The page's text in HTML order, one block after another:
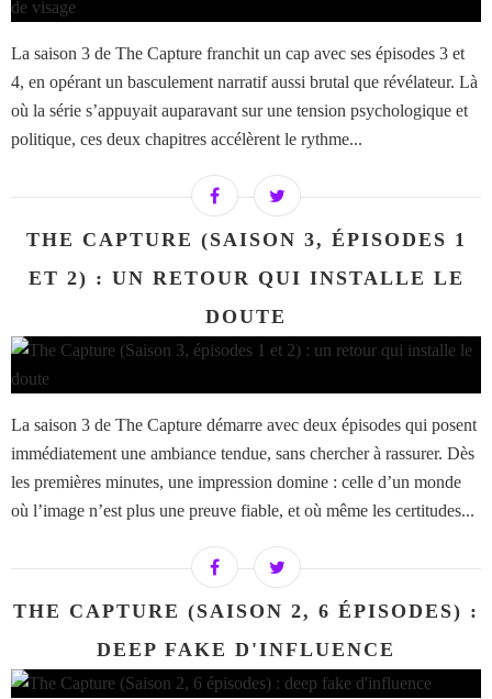
La saison 3 de The Capture franchit un cap avec ses épisodes 3 et
4, en opérant un basculement narratif aussi brutal que révélateur. Là
où la série s’appuyait auparavant sur une tension psychologique et
politique, ces deux chapitres accélèrent le rythme...
THE CAPTURE (SAISON 3, ÉPISODES 1
ET 2) : UN RETOUR QUI INSTALLE LE
DOUTE
La saison 3 de The Capture démarre avec deux épisodes qui posent
immédiatement une ambiance tendue, sans chercher à rassurer. Dès
les premières minutes, une impression domine : celle d’un monde
où l’image n’est plus une preuve fiable, et où même les certitudes...
THE CAPTURE (SAISON 2, 6 ÉPISODES) :
DEEP FAKE D'INFLUENCE